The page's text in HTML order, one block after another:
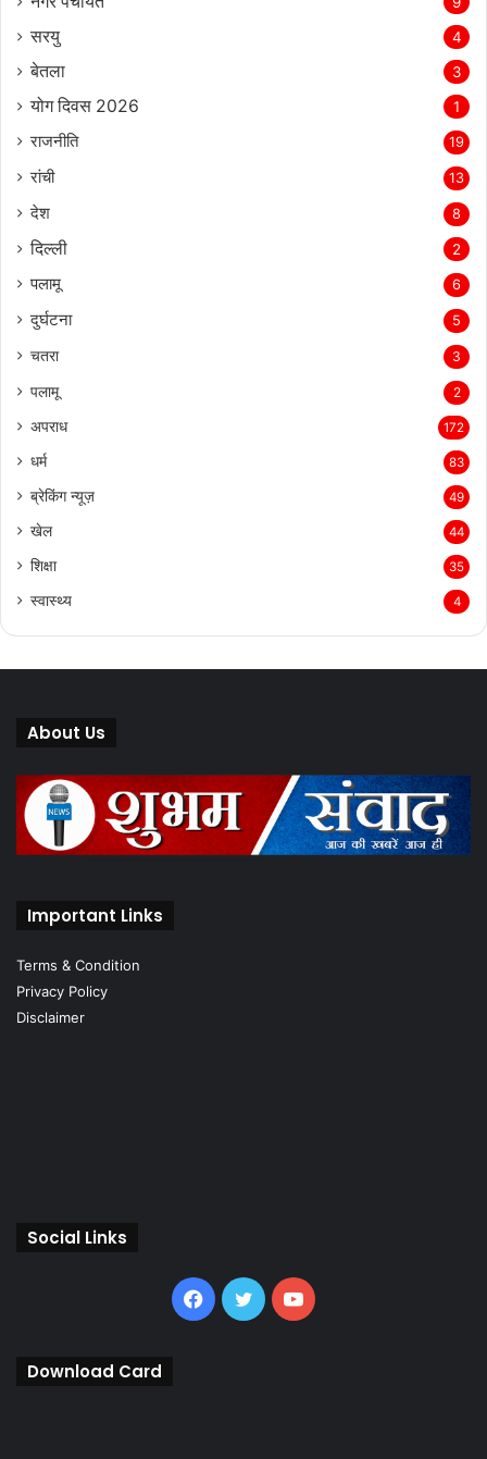
नगर पंचायत 9
सरयु 4
बेतला 3
योग दिवस 2026 1
राजनीति 19
रांची 13
देश 8
दिल्‍ली 2
पलामू 6
दुर्घटना 5
चतरा 3
पलामू 2
अपराध 172
धर्म 83
ब्रेकिंग न्यूज़ 49
खेल 44
शिक्षा 35
स्वास्थ्य 4
About Us
Important Links
Terms & Condition
Privacy Policy
Disclaimer
Social Links
Facebook
TwitterYouTube
Download Card